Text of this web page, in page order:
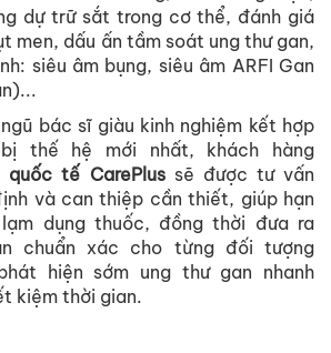
dự trữ sắt trong cơ thể, đánh giá
men, dấu ấn tầm soát ung thư gan,
siêu âm bụng, siêu âm ARFI Gan
bác sĩ giàu kinh nghiệm kết hợp
thế hệ mới nhất, khách hàng
quốc tế CarePlussẽ được tư vấn
và can thiệp cần thiết, giúp hạn
dụng thuốc, đồng thời đưa ra
chuẩn xác cho từng đối tượng
hiện sớm ung thư gan nhanh
kiệm thời gian.